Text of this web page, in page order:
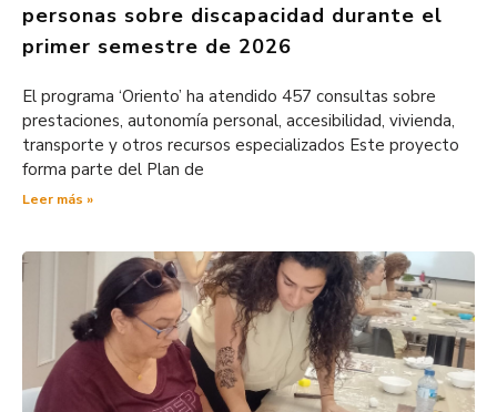
personas sobre discapacidad durante el
primer semestre de 2026
El programa ‘Oriento’ ha atendido 457 consultas sobre
prestaciones, autonomía personal, accesibilidad, vivienda,
transporte y otros recursos especializados Este proyecto
forma parte del Plan de
Leer más »